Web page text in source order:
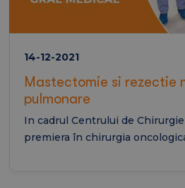
14-12-2021
Mastectomie si rezectie
pulmonare
In cadrul Centrului de Chirurgie
premiera în chirurgia